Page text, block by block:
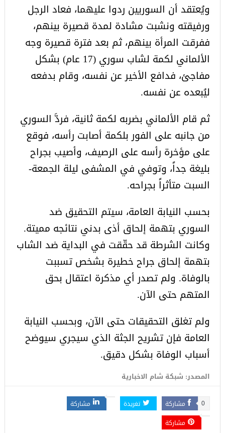
ويُعتقد أن السوريين ردوا عليهما، فعاد الرجل
ورفيقته ونشبت مشادة لمدة قصيرة بينهم،
ففرقت المرأة بينهم، ثم بعد فترة قصيرة وجه
الألماني لكمة لشاب سوري (17 عام) بشكل
مفاجئ، فدافع الأخير عن نفسه، وقام بدفعه
ليُبعده عن نفسه.
ثم قام الألماني بضربه لكمة ثانية، فردَّ السوري
من جانبه على الفور بلكمة أصابت رأسه، فوقع
على مؤخرة رأسه على الرصيف، وأصيب بجراح
بليغة جداً، وتوفي في المشفى ليلة الجمعة-
السبت متأثراً بجراحه.
بحسب النيابة العامة، سيتم التحقيق ضد
السوري بتهمة إلحاق أذى بدني نتائجه مميتة.
وكانت الشرطة قد حقّقت في البداية ضد الشاب
بتهمة إلحاق جراح خطيرة بشخص تسببت
بالوفاة. ولم تصدر أي مذكرة اعتقال بحق
المتهم حتى الآن.
ولم تغلق التحقيقات حتى الآن، وبحسب النيابة
العامة فإن تشريح الجثة الذي سيجري سيوضح
أسباب الوفاة بشكل دقيق.
المصدر: شبكة شام الاخبارية
مشاركة 0 تغريدة
مشاركة
مشاركة